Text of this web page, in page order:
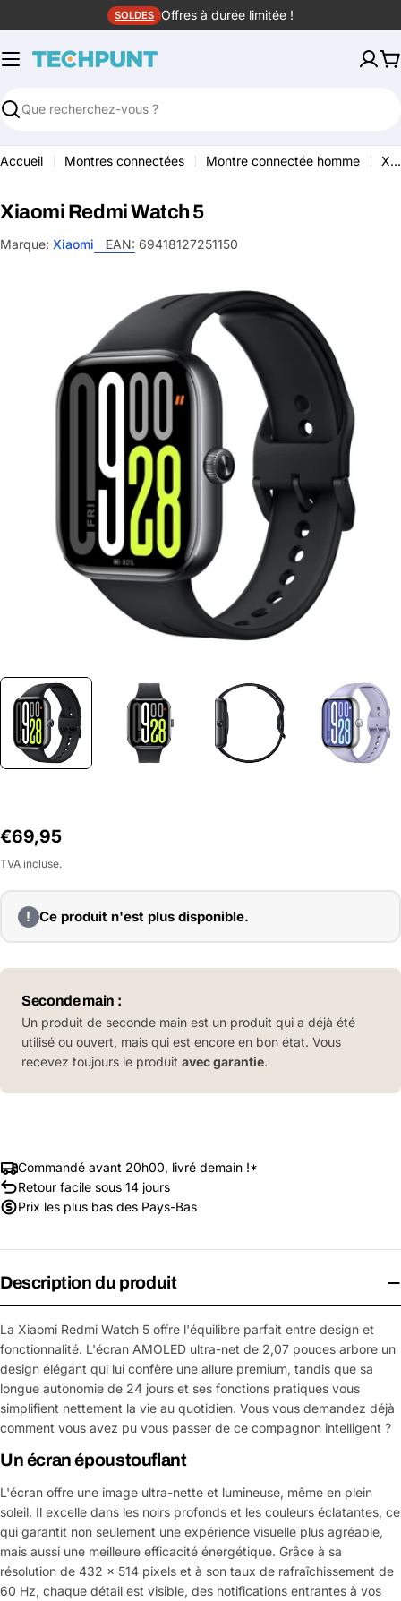
au
contenu
SOLDES Offres à durée limitée !
Rechercher
Accueil Montres connectées Montre connectée homme Xiaomi Redmi Watch 5
le média 0 dans une fenêtre
Plus jamais disponible
Xiaomi Redmi Watch 5
Marque: Xiaomi EAN: 69418127251150
Prix
habituel
€69,95
TVA incluse.
! Ce produit n'est plus disponible.
Seconde main :
Un produit de seconde main est un produit qui a déjà été
utilisé ou ouvert, mais qui est encore en bon état. Vous
recevez toujours le produit avec garantie.
Commandé avant 20h00, livré demain !*
Retour facile sous 14 jours
Prix les plus bas des Pays-Bas
Description du produit
La Xiaomi Redmi Watch 5 offre l'équilibre parfait entre design et
fonctionnalité. L'écran AMOLED ultra-net de 2,07 pouces arbore un
design élégant qui lui confère une allure premium, tandis que sa
longue autonomie de 24 jours et ses fonctions pratiques vous
simplifient nettement la vie au quotidien. Vous vous demandez déjà
comment vous avez pu vous passer de ce compagnon intelligent ?
Un écran époustouflant
L'écran offre une image ultra-nette et lumineuse, même en plein
soleil. Il excelle dans les noirs profonds et les couleurs éclatantes, ce
qui garantit non seulement une expérience visuelle plus agréable,
mais aussi une meilleure efficacité énergétique. Grâce à sa
résolution de 432 x 514 pixels et à son taux de rafraîchissement de
60 Hz, chaque détail est visible, des notifications entrantes à vos